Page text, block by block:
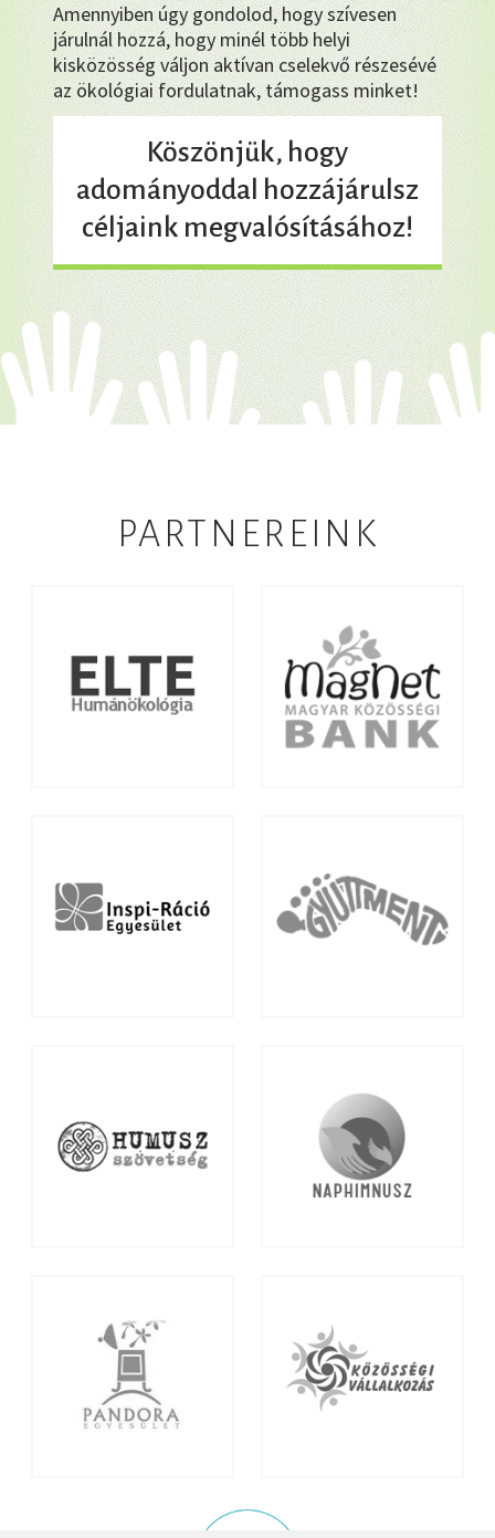
Amennyiben úgy gondolod, hogy szívesen
járulnál hozzá, hogy minél több helyi
kisközösség váljon aktívan cselekvő részesévé
az ökológiai fordulatnak, támogass minket!
Köszönjük, hogy
adományoddal hozzájárulsz
céljaink megvalósításához!
PARTNEREINK